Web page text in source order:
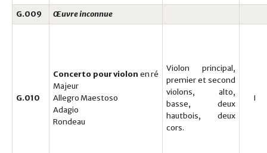
G.009
Œuvre inconnue
G.010
Concerto pour violon en ré
Majeur
Allegro Maestoso
Adagio
Rondeau
Violon principal,
premier et second
violons, alto,
basse, deux
hautbois, deux
cors.
I